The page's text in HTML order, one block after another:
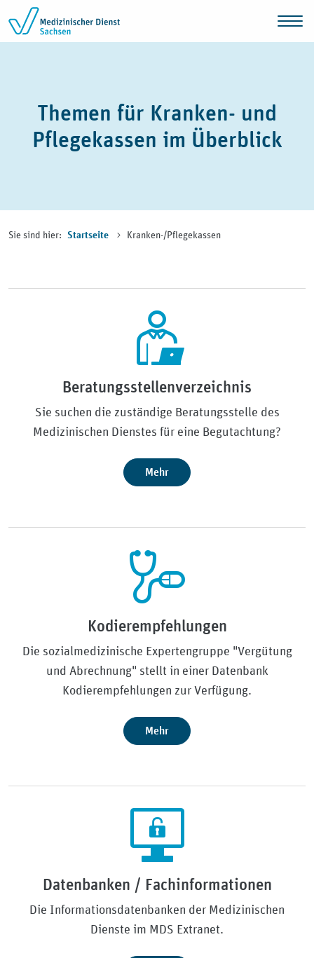
Zum Inhalt springen
Themen für Kranken- und
Pflegekassen im Überblick
Sie sind hier: Startseite Kranken-/Pflegekassen
Beratungsstellenverzeichnis
Sie suchen die zuständige Beratungsstelle des
Medizinischen Dienstes für eine Begutachtung?
Mehr
Kodierempfehlungen
Die sozialmedizinische Expertengruppe "Vergütung
und Abrechnung" stellt in einer Datenbank
Kodierempfehlungen zur Verfügung.
Mehr
Datenbanken / Fachinformationen
Die Informationsdatenbanken der Medizinischen
Dienste im MDS Extranet.